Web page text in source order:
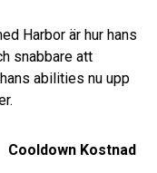
Harbor är hur hans
snabbare att
abilities nu upp
Cooldown Kostnad